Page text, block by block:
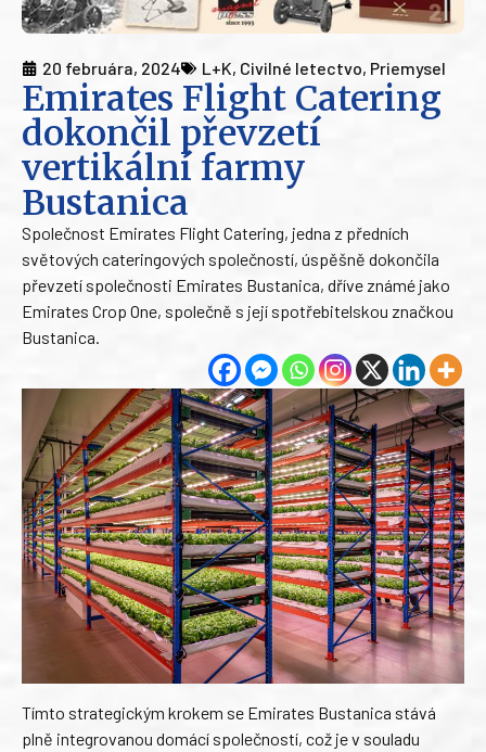
20 februára, 2024 L+K, Civilné letectvo, Priemysel
Emirates Flight Catering
dokončil převzetí
vertikální farmy
Bustanica
Společnost Emirates Flight Catering, jedna z předních
světových cateringových společností, úspěšně dokončila
převzetí společnosti Emirates Bustanica, dříve známé jako
Emirates Crop One, společně s její spotřebitelskou značkou
Bustanica.
Tímto strategickým krokem se Emirates Bustanica stává
plně integrovanou domácí společností, což je v souladu